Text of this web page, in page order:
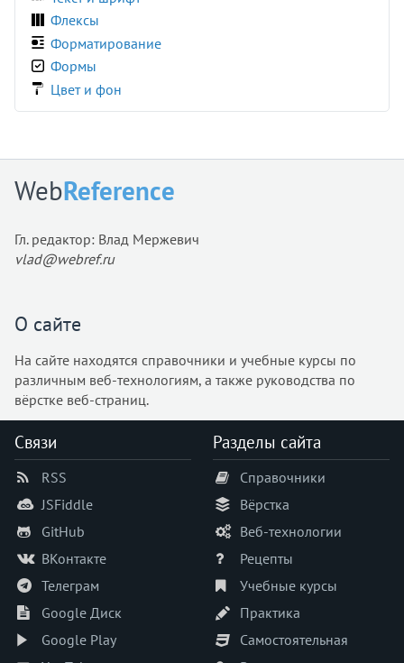
perspective-origin
place-content
place-items
place-self
pointer-events
right
scroll-behavior
scrollbar-color
tab-size
table-layout
text-align
text-align-last
text-decoration-color
text-decoration-line
text-decoration-skip-ink
text-decoration-style
text-emphasis-color
text-emphasis-position
text-emphasis-style
Флексы
Форматирование
Формы
Цвет и фон
WebReference
Гл. редактор: Влад Мержевич
vlad@webref.ru
О сайте
На сайте находятся справочники и учебные курсы по
различным веб-технологиям, а также руководства по
вёрстке веб-страниц.
Связи
RSS
JSFiddle
GitHub
ВКонтакте
Телеграм
Google Диск
Google Play
Разделы сайта
Справочники
Вёрстка
Веб-технологии
Рецепты
Учебные курсы
Практика
Самостоятельная